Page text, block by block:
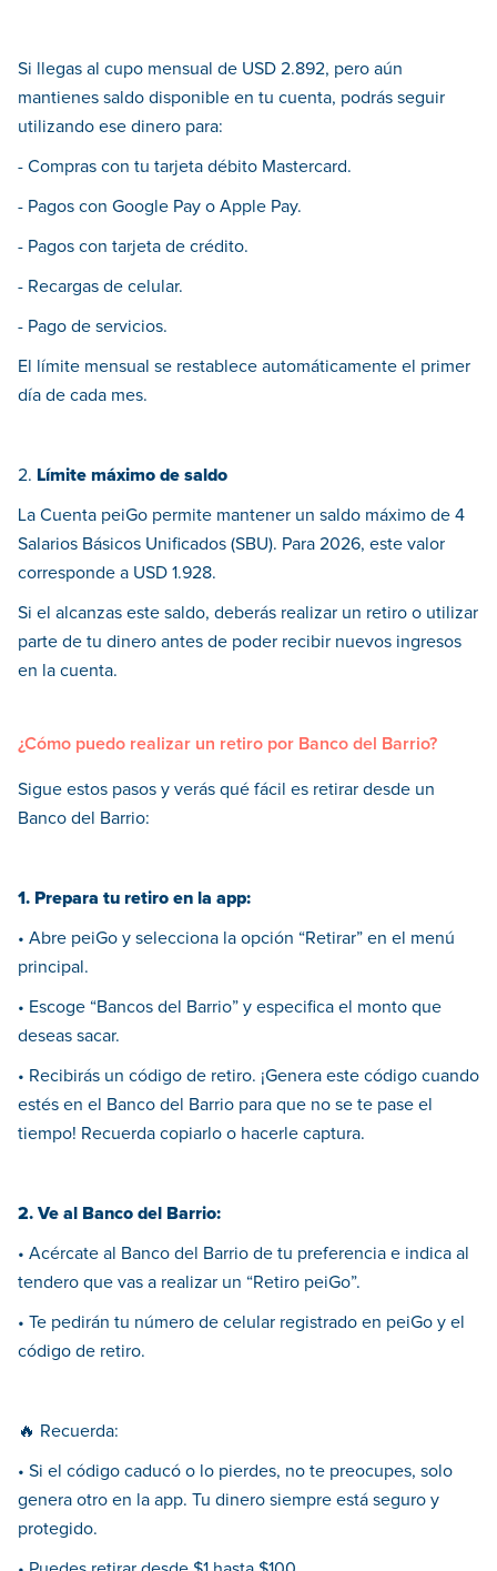
Si llegas al cupo mensual de USD 2.892, pero aún
mantienes saldo disponible en tu cuenta, podrás seguir
utilizando ese dinero para:
- Compras con tu tarjeta débito Mastercard.
- Pagos con Google Pay o Apple Pay.
- Pagos con tarjeta de crédito.
- Recargas de celular.
- Pago de servicios.
El límite mensual se restablece automáticamente el primer
día de cada mes.
2. Límite máximo de saldo
La Cuenta peiGo permite mantener un saldo máximo de 4
Salarios Básicos Unificados (SBU). Para 2026, este valor
corresponde a USD 1.928.
Si el alcanzas este saldo, deberás realizar un retiro o utilizar
parte de tu dinero antes de poder recibir nuevos ingresos
en la cuenta.
¿Cómo puedo realizar un retiro por Banco del Barrio?
Sigue estos pasos y verás qué fácil es retirar desde un
Banco del Barrio:
1. Prepara tu retiro en la app:
• Abre peiGo y selecciona la opción “Retirar” en el menú
principal.
• Escoge “Bancos del Barrio” y especifica el monto que
deseas sacar.
• Recibirás un código de retiro. ¡Genera este código cuando
estés en el Banco del Barrio para que no se te pase el
tiempo! Recuerda copiarlo o hacerle captura.
2. Ve al Banco del Barrio:
• Acércate al Banco del Barrio de tu preferencia e indica al
tendero que vas a realizar un “Retiro peiGo”.
• Te pedirán tu número de celular registrado en peiGo y el
código de retiro.
🔥 Recuerda:
• Si el código caducó o lo pierdes, no te preocupes, solo
genera otro en la app. Tu dinero siempre está seguro y
protegido.